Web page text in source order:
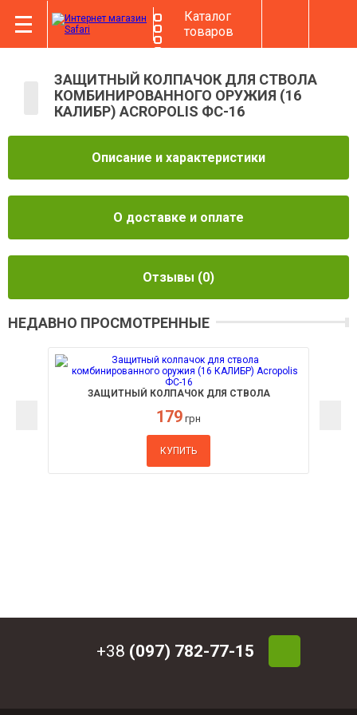
Каталог
товаров
ЗАЩИТНЫЙ КОЛПАЧОК ДЛЯ СТВОЛА
КОМБИНИРОВАННОГО ОРУЖИЯ (16
КАЛИБР) ACROPOLIS ФС-16
Описание и характеристики
О доставке и оплате
Отзывы (0)
НЕДАВНО ПРОСМОТРЕННЫЕ
ЗАЩИТНЫЙ КОЛПАЧОК ДЛЯ СТВОЛА
ACROPOLIS ФС-16
179 грн
КУПИТЬ
+38 (097) 782-77-15